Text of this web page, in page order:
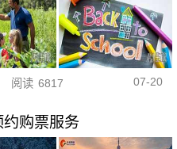
阅读 6817 07-20
购票服务